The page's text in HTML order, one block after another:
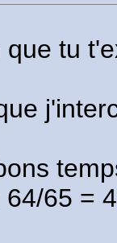
tu
65 =